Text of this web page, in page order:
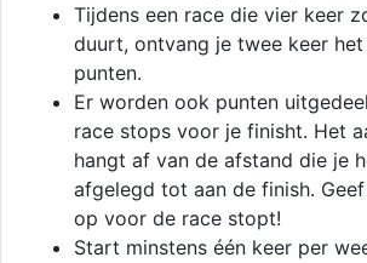
Tijdens een race die vier keer
duurt, ontvang je twee keer
punten.
Er worden ook punten
race stops voor je finisht. Het
hangt af van de afstand die je
afgelegd tot aan de finish.
op voor de race stopt!
Start minstens één keer per